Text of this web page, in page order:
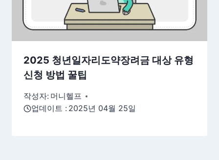
2025 청년일자리도약장려금 대상 유형
신청 방법 꿀팁
작성자: 머니헬프
업데이트 : 2025년 04월 25일